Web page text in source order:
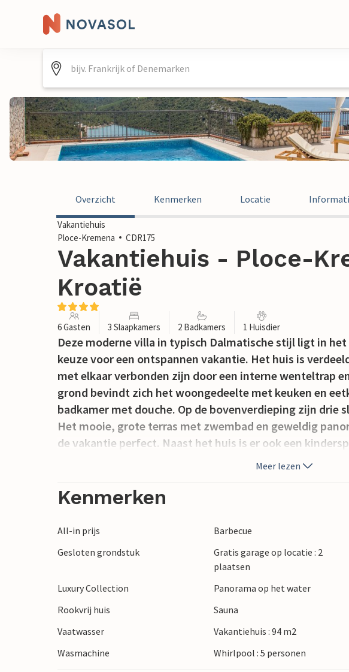
Overzicht Kenmerken Locatie
Vakantiehuis
Ploce-Kremena
CDR175
Vakantiehuis - Ploce-
Kroatië
6 Gasten 3 Slaapkamers 2 Badkamers 1 Huisdier
Deze moderne villa in typisch Dalmatische stijl ligt in
keuze voor een ontspannen vakantie. Het huis is
met elkaar verbonden zijn door een interne wenteltrap
grond bevindt zich het woongedeelte met keuken en
badkamer met douche. Op de bovenverdieping zijn drie
Het mooie, grote terras met zwembad en geweldig
de vakantie perfect. Naast het huis is er ook een
met barbecue. Het kiezel- en rotsstrand ligt op slechts 5
Meer lezen
Kenmerken
All-in prijs Barbecue
Gesloten grondstuk
Gratis garage op locatie : 2
plaatsen
Luxury Collection Panorama op het water
Rookvrij huis
Sauna
Vaatwasser
Vakantiehuis : 94 m2
Wasmachine
Whirlpool : 5 personen